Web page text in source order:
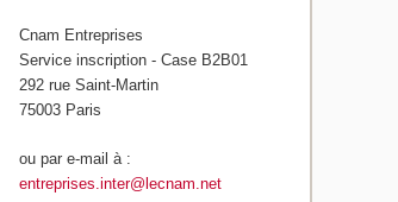
Cnam Entreprises
Service inscription - Case B2B01
292 rue Saint-Martin
75003 Paris
ou par e-mail à :
entreprises.inter@lecnam.net